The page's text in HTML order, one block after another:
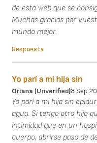
de esta web que se
Muchas gracias por
mundo mejor.
Respuesta
Yo parí a mi hija sin
Oriana (unverified)8 Sep
Yo parí a mi hija sin
agua. Si tengo otro hijo
intimidad que en un
cuerpo, abrirse paso de